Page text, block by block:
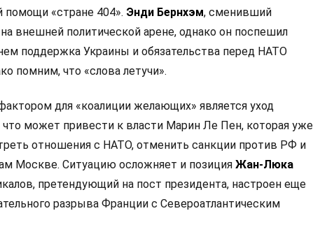
помощи «стране 404». Энди Бернхэм, сменивший
внешней политической арене, однако он поспешил
поддержка Украины и обязательства перед НАТО
помним, что «слова летучи».
для «коалиции желающих» является уход
может привести к власти Марин Ле Пен, которая уже
отношения с НАТО, отменить санкции против РФ и
Москве. Ситуацию осложняет и позиция Жан-Люка
претендующий на пост президента, настроен еще
разрыва Франции с Североатлантическим